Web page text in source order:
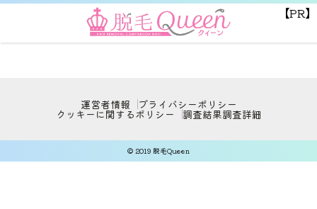
【PR】
運営者情報 プライバシーポリシー
クッキーに関するポリシー 調査結果調査詳細
© 2019 脱毛Queen